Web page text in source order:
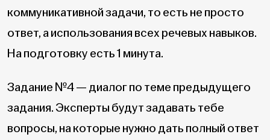
коммуникативной задачи, то есть не просто
ответ, а использования всех речевых навыков.
На подготовку есть 1 минута.
Задание №4 — диалог по теме предыдущего
задания. Эксперты будут задавать тебе
вопросы, на которые нужно дать полный ответ